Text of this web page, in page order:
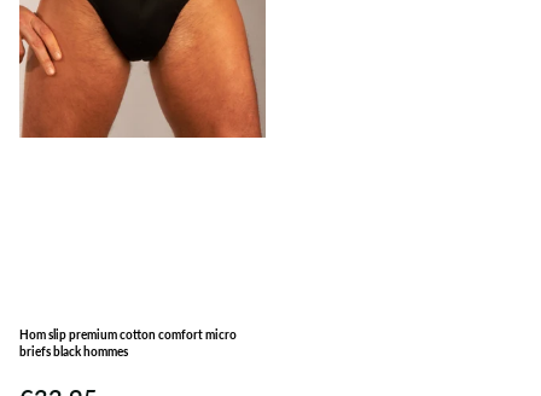
Hom slip premium cotton comfort micro
briefs black hommes